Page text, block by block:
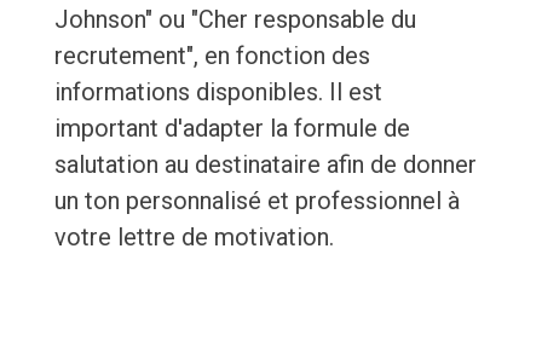
Johnson" ou "Cher responsable du
recrutement", en fonction des
informations disponibles. Il est
important d'adapter la formule de
salutation au destinataire afin de donner
un ton personnalisé et professionnel à
votre lettre de motivation.